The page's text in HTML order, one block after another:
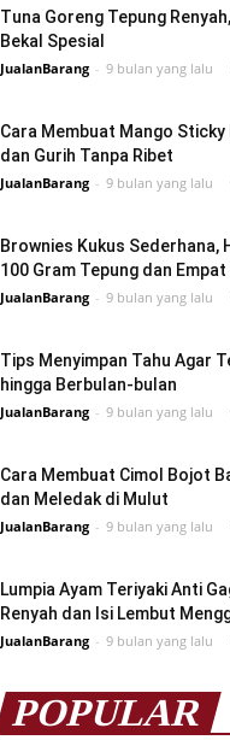
Tuna Goreng Tepung
Bekal Spesial
JualanBarang - 9 bulan yang lalu
Cara Membuat Mango Sticky
dan Gurih Tanpa Ribet
JualanBarang - 9 bulan yang lalu
Brownies Kukus Sederhana,
100 Gram Tepung dan
JualanBarang - 9 bulan yang lalu
Tips Menyimpan Tahu Agar
hingga Berbulan-bulan
JualanBarang - 9 bulan yang lalu
Cara Membuat Cimol Bojot
dan Meledak di Mulut
JualanBarang - 9 bulan yang lalu
Lumpia Ayam Teriyaki Anti
Renyah dan Isi Lembut
JualanBarang - 9 bulan yang lalu
POPULAR